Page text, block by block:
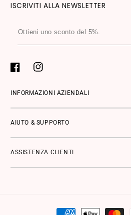
ISCRIVITI ALLA NEWSLETTER
Ottieni
uno
del
FacebookInstagram
INFORMAZIONI AZIENDALI
AIUTO & SUPPORTO
ASSISTENZA CLIENTI
Metodi